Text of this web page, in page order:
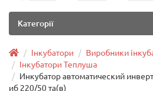
Категорії
Інкубатори
Виробники
Інкубатори Теплуша
Инкубатор автоматический
иб 220/50 та(в)